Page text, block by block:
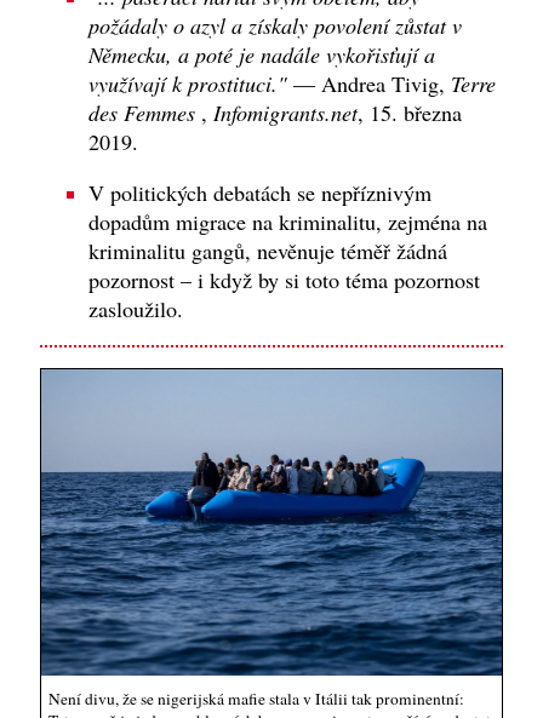
požádaly o azyl a získaly povolení zůstat v
Německu, a poté je nadále vykořisťují a
využívají k prostituci." — Andrea Tivig, Terre
des Femmes , Infomigrants.net, 15. března
2019.
V politických debatách se nepříznivým
dopadům migrace na kriminalitu, zejména na
kriminalitu gangů, nevěnuje téměř žádná
pozornost – i když by si toto téma pozornost
zasloužilo.
Není divu, že se nigerijská mafie stala v Itálii tak prominentní: